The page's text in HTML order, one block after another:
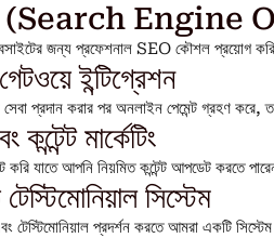
(Search Engine
জন্য প্রফেশনাল SEO কৌশল প্রয়োগ করি,
ইন্টিগ্রেশন
সেবা প্রদান করার পর অনলাইন পেমেন্ট গ্রহণ
মার্কেটিং
করি যাতে আপনি নিয়মিত কন্টেন্ট আপডেট করতে
সিস্টেম
টেস্টিমোনিয়াল প্রদর্শন করতে আমরা একটি